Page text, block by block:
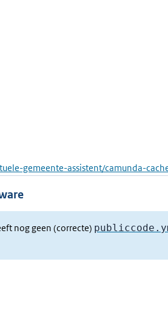
gemeente-assistent/camunda-
nog geen (correcte)